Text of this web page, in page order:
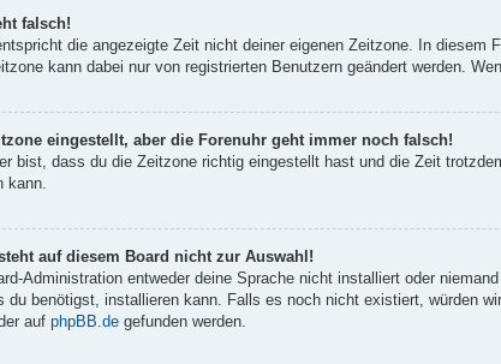
falsch!
die angezeigte Zeit nicht deiner eigenen Zeitzone. In
kann dabei nur von registrierten Benutzern geändert werden.
eingestellt, aber die Forenuhr geht immer noch falsch!
bist, dass du die Zeitzone richtig eingestellt hast und die Zeit
kann.
auf diesem Board nicht zur Auswahl!
Administration entweder deine Sprache nicht installiert oder
du benötigst, installieren kann. Falls es noch nicht existiert, würden
auf phpBB.de gefunden werden.